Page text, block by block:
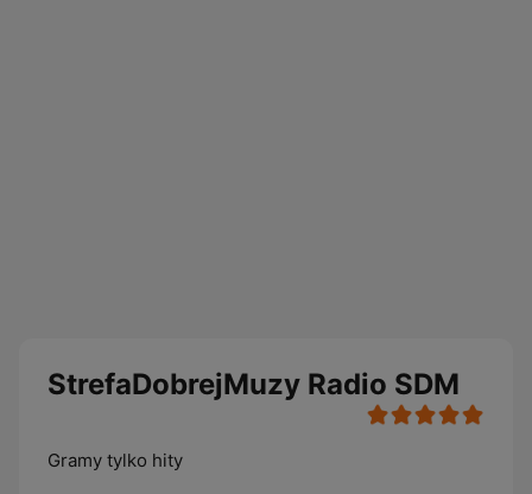
StrefaDobrejMuzy Radio SDM
Gramy tylko hity